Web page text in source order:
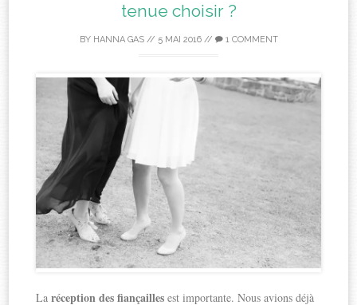
tenue choisir ?
BY HANNA GAS// 5 MAI 2016// 1 COMMENT
Laréception des fiançailles est importante. Nous avions déjà